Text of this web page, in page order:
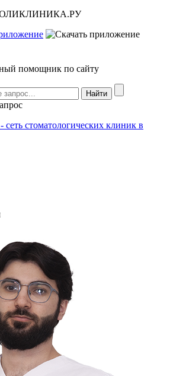
помощник по сайту
сеть стоматологических клиник в